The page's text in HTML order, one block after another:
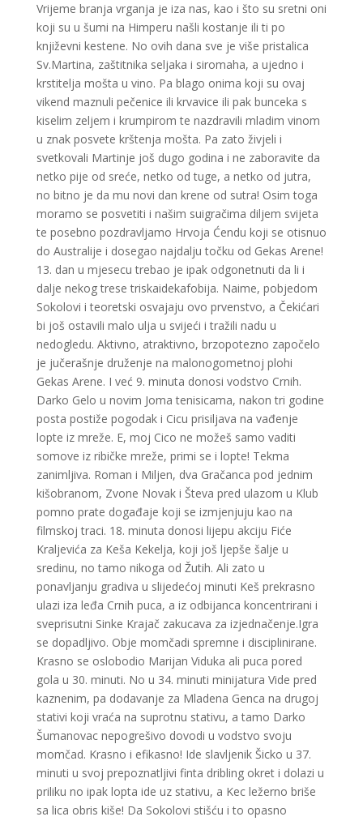
Vrijeme branja vrganja je iza nas, kao i što su sretni oni
koji su u šumi na Himperu našli kostanje ili ti po
književni kestene. No ovih dana sve je više pristalica
Sv.Martina, zaštitnika seljaka i siromaha, a ujedno i
krstitelja mošta u vino. Pa blago onima koji su ovaj
vikend maznuli pečenice ili krvavice ili pak bunceka s
kiselim zeljem i krumpirom te nazdravili mladim vinom
u znak posvete krštenja mošta. Pa zato živjeli i
svetkovali Martinje još dugo godina i ne zaboravite da
netko pije od sreće, netko od tuge, a netko od jutra,
no bitno je da mu novi dan krene od sutra! Osim toga
moramo se posvetiti i našim suigračima diljem svijeta
te posebno pozdravljamo Hrvoja Ćendu koji se otisnuo
do Australije i dosegao najdalju točku od Gekas Arene!
13. dan u mjesecu trebao je ipak odgonetnuti da li i
dalje nekog trese triskaidekafobija. Naime, pobjedom
Sokolovi i teoretski osvajaju ovo prvenstvo, a Čekićari
bi još ostavili malo ulja u svijeći i tražili nadu u
nedogledu. Aktivno, atraktivno, brzopotezno započelo
je jučerašnje druženje na malonogometnoj plohi
Gekas Arene. I već 9. minuta donosi vodstvo Crnih.
Darko Gelo u novim Joma tenisicama, nakon tri godine
posta postiže pogodak i Cicu prisiljava na vađenje
lopte iz mreže. E, moj Cico ne možeš samo vaditi
somove iz ribičke mreže, primi se i lopte! Tekma
zanimljiva. Roman i Miljen, dva Gračanca pod jednim
kišobranom, Zvone Novak i Števa pred ulazom u Klub
pomno prate događaje koji se izmjenjuju kao na
filmskoj traci. 18. minuta donosi lijepu akciju Fiće
Kraljevića za Keša Kekelja, koji još ljepše šalje u
sredinu, no tamo nikoga od Žutih. Ali zato u
ponavljanju gradiva u slijedećoj minuti Keš prekrasno
ulazi iza leđa Crnih puca, a iz odbijanca koncentrirani i
sveprisutni Sinke Krajač zakucava za izjednačenje.Igra
se dopadljivo. Obje momčadi spremne i disciplinirane.
Krasno se oslobodio Marijan Viduka ali puca pored
gola u 30. minuti. No u 34. minuti minijatura Vide pred
kaznenim, pa dodavanje za Mladena Genca na drugoj
stativi koji vraća na suprotnu stativu, a tamo Darko
Šumanovac nepogrešivo dovodi u vodstvo svoju
momčad. Krasno i efikasno! Ide slavljenik Šicko u 37.
minuti u svoj prepoznatljivi finta dribling okret i dolazi u
priliku no ipak lopta ide uz stativu, a Kec ležerno briše
sa lica obris kiše! Da Sokolovi stišću i to opasno